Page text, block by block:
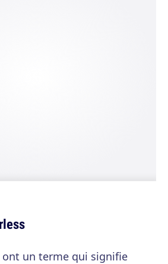
ont un terme qui signifie